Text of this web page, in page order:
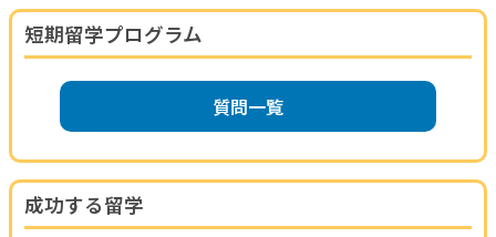
短期留学プログラム
質問一覧
成功する留学